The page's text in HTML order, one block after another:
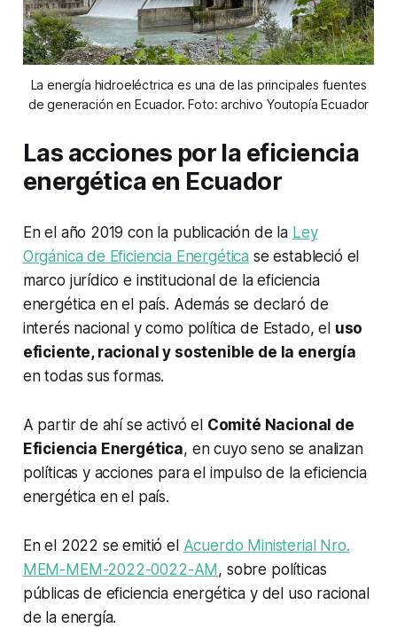
La energía hidroeléctrica es una de las principales fuentes
de generación en Ecuador. Foto: archivo Youtopía Ecuador
Las acciones por la eficiencia
energética en Ecuador
En el año 2019 con la publicación de la Ley
Orgánica de Eficiencia Energética se estableció el
marco jurídico e institucional de la eficiencia
energética en el país. Además se declaró de
interés nacional y como política de Estado, el uso
eficiente, racional y sostenible de la energía
en todas sus formas.
A partir de ahí se activó el Comité Nacional de
Eficiencia Energética, en cuyo seno se analizan
políticas y acciones para el impulso de la eficiencia
energética en el país.
En el 2022 se emitió el Acuerdo Ministerial Nro.
MEM-MEM-2022-0022-AM , sobre políticas
públicas de eficiencia energética y del uso racional
de la energía.